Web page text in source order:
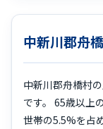
中新川郡舟
中新川郡舟橋村
です。 65歳以上
世帯の5.5%を占